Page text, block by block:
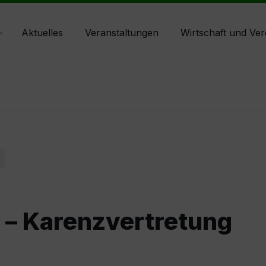
Aktuelles Veranstaltungen
Wirtschaft und
Karenzvertretung